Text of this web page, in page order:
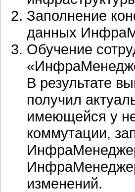
Заполнение
данных
Обучение
В результате
получил
имеющейся у
коммутации,
изменений.